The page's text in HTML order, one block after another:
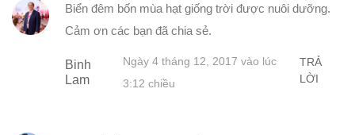
Biển đêm bốn mùa hạt giống trời được nuôi dưỡng.
Cảm ơn các bạn đã chia sẻ.
Binh
Lam
Ngày 4 tháng 12, 2017 vào lúc
3:12 chiều
TRẢ
LỜI